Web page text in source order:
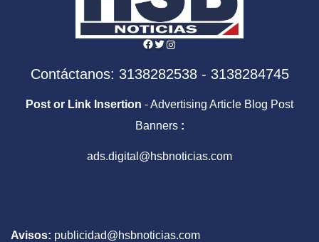
Facebook
Twitter
Instagram
Contáctanos: 3138282538 - 3138284745
Post or Link Insertion - Advertising Article Blog Post
Banners :
ads.digital@hsbnoticias.com
Avisos: publicidad@hsbnoticias.com